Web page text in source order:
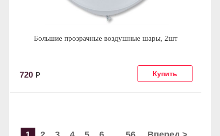
Большие прозрачные воздушные шары, 2шт
720 Р